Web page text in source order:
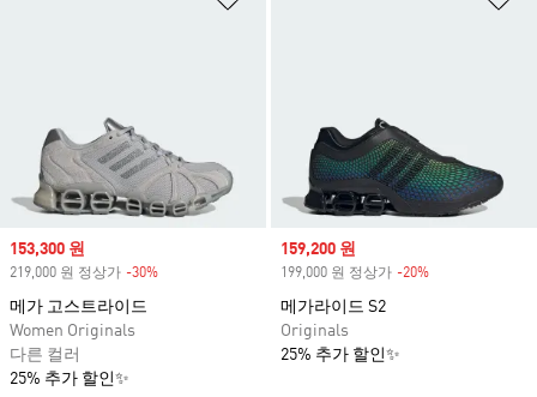
Sale price
153,300 원
219,000 원 정상가 -30%
메가 고스트라이드
Women Originals
다른 컬러
25% 추가 할인✨
Sale price
159,200 원
199,000 원 정상가 -20%
메가라이드 S2
Originals
25% 추가 할인✨